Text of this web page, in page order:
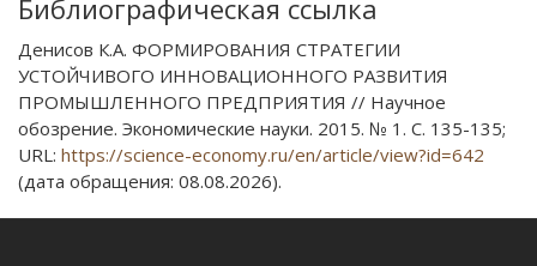
Библиографическая ссылка
Денисов К.А. ФОРМИРОВАНИЯ СТРАТЕГИИ
УСТОЙЧИВОГО ИННОВАЦИОННОГО РАЗВИТИЯ
ПРОМЫШЛЕННОГО ПРЕДПРИЯТИЯ // Научное
обозрение. Экономические науки. 2015. № 1. С. 135-135;
URL: https://science-economy.ru/en/article/view?id=642
(дата обращения: 08.08.2026).